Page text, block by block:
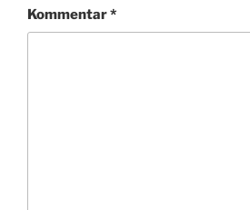
Kommentar*